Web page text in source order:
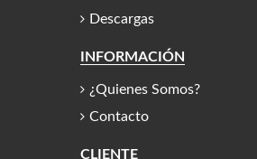
Descargas
INFORMACIÓN
¿Quienes Somos?
Contacto
CLIENTE